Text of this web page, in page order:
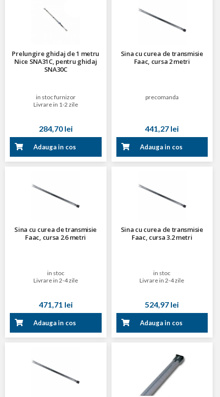
Prelungire ghidaj de 1 metru
Nice SNA31C, pentru ghidaj
SNA30C
in stoc furnizor
Livrare in 1-2 zile
284,70 lei
Adauga in cos
Sina cu curea de transmisie
Faac, cursa 2 metri
precomanda
441,27 lei
Adauga in cos
Sina cu curea de transmisie
Faac, cursa 2.6 metri
in stoc
Livrare in 2-4 zile
471,71 lei
Adauga in cos
Sina cu curea de transmisie
Faac, cursa 3.2 metri
in stoc
Livrare in 2-4 zile
524,97 lei
Adauga in cos